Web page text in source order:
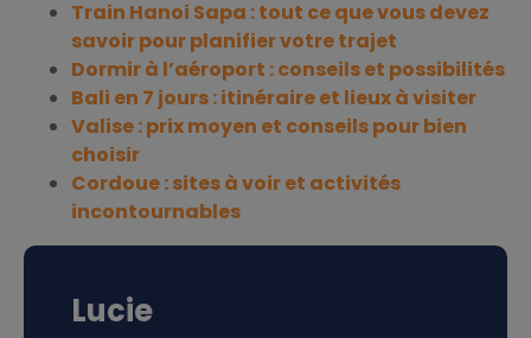
Train Hanoi Sapa : tout ce que vous devez
savoir pour planifier votre trajet
Dormir à l’aéroport : conseils et possibilités
Bali en 7 jours : itinéraire et lieux à visiter
Valise : prix moyen et conseils pour bien
choisir
Cordoue : sites à voir et activités
incontournables
Lucie